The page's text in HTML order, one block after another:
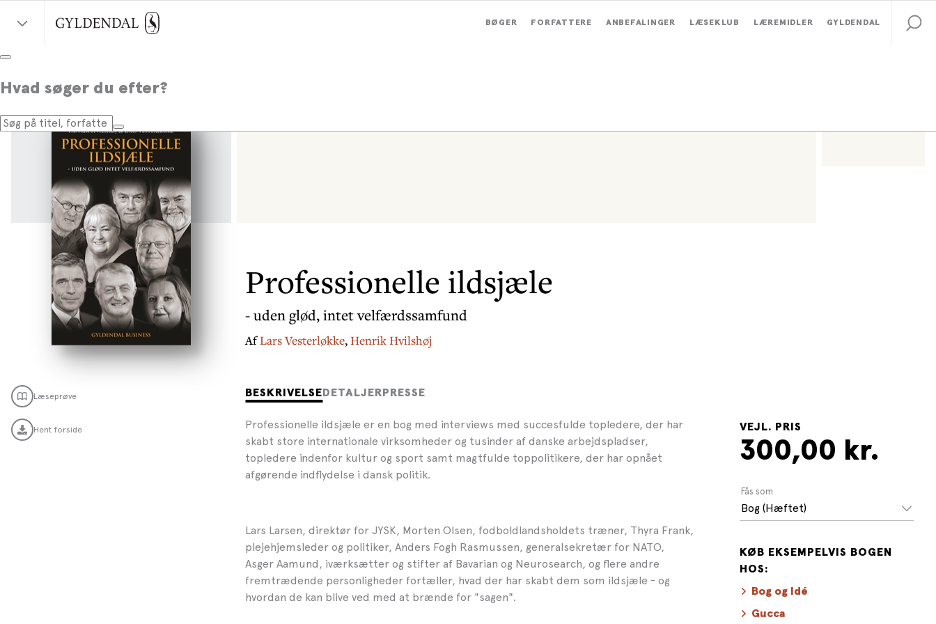
BØGER FORFATTERE ANBEFALINGER LÆSEKLUB LÆREMIDLER GYLDENDAL
Hvad søger du efter?
Professionelle ildsjæle
- uden glød, intet velfærdssamfund
AfLars Vesterløkke,Henrik Hvilshøj
Læseprøve
Hent forside
BESKRIVELSE DETALJER PRESSE
Professionelle ildsjæle er en bog med interviews med succesfulde topledere, der har
skabt store internationale virksomheder og tusinder af danske arbejdspladser,
topledere indenfor kultur og sport samt magtfulde toppolitikere, der har opnået
afgørende indflydelse i dansk politik.
Lars Larsen, direktør for JYSK, Morten Olsen, fodboldlandsholdets træner, Thyra Frank,
plejehjemsleder og politiker, Anders Fogh Rasmussen, generalsekretær for NATO,
Asger Aamund, iværksætter og stifter af Bavarian og Neurosearch, og flere andre
fremtrædende personligheder fortæller, hvad der har skabt dem som ildsjæle - og
hvordan de kan blive ved med at brænde for "sagen".
VEJL. PRIS
300,00 kr.
Fås som
Bog (Hæftet)
KØB EKSEMPELVIS BOGEN
HOS:
Bog og Idé
Gucca